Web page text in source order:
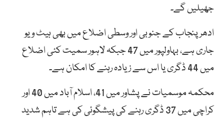
جھیلیں گے۔
ادھر پنجاب کے جنوبی اور وسطی اضلاع میں بھی ہیٹ ویو
جاری ہے، بہاولپور میں 47 جبکہ لاہور سمیت کئی اضلاع
میں 44 ڈگری یا اس سے زیادہ رہنے کا امکان ہے۔
محکمہ موسمیات نے پشاور میں 41، اسلام آباد میں 40 اور
کراچی میں 37 ڈگری رہنے کی پیشگوئی کی ہے تاہم شدید